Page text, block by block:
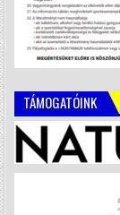
TÁMOGATÓINK